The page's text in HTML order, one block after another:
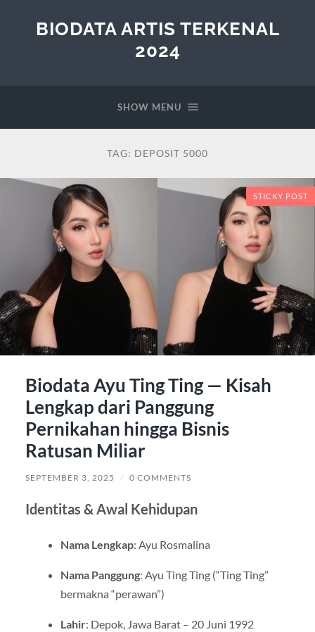
BIODATA ARTIS TERKENAL
2024
SHOW MENU
TAG: DEPOSIT 5000
STICKY POST
Biodata Ayu Ting Ting — Kisah
Lengkap dari Panggung
Pernikahan hingga Bisnis
Ratusan Miliar
SEPTEMBER 3, 2025 / 0 COMMENTS
Identitas & Awal Kehidupan
Nama Lengkap: Ayu Rosmalina
Nama Panggung: Ayu Ting Ting (“Ting Ting”
bermakna “perawan”)
Lahir: Depok, Jawa Barat – 20 Juni 1992